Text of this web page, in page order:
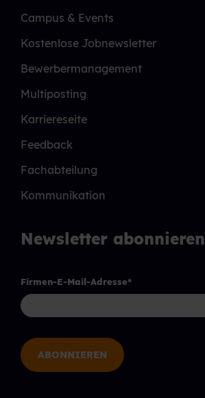
Campus & Events
Kostenlose Jobnewsletter
Bewerbermanagement
Multiposting
Karriereseite
Feedback
Fachabteilung
Kommunikation
Newsletter abonnieren
Firmen-E-Mail-Adresse*